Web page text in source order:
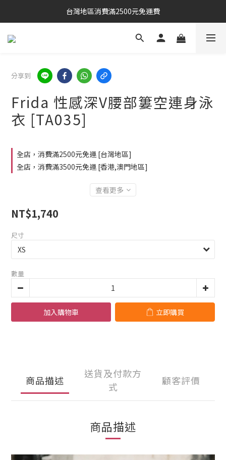
台灣地區消費滿2500元免運費
分享到
Frida 性感深V腰部簍空連身泳
衣 [TA035]
全店，消費滿2500元免運 [台灣地區]
全店，消費滿3500元免運 [香港,澳門地區]
查看更多
NT$1,740
尺寸
數量
加入購物車 立即購買
商品描述
送貨及付款方
式
顧客評價
商品描述